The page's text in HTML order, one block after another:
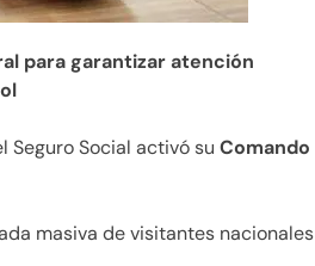
para garantizar atención
Seguro Social activó su Comando
masiva de visitantes nacionales